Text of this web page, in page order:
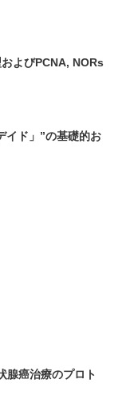
よびPCNA, NORs
イド」”の基礎的お
腺癌治療のプロト